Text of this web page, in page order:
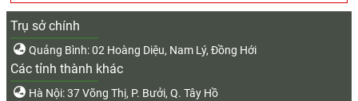
Trụ sở chính
Quảng Bình: 02 Hoàng Diệu, Nam Lý, Đồng Hới
Các tỉnh thành khác
Hà Nội: 37 Võng Thị, P. Bưởi, Q. Tây Hồ